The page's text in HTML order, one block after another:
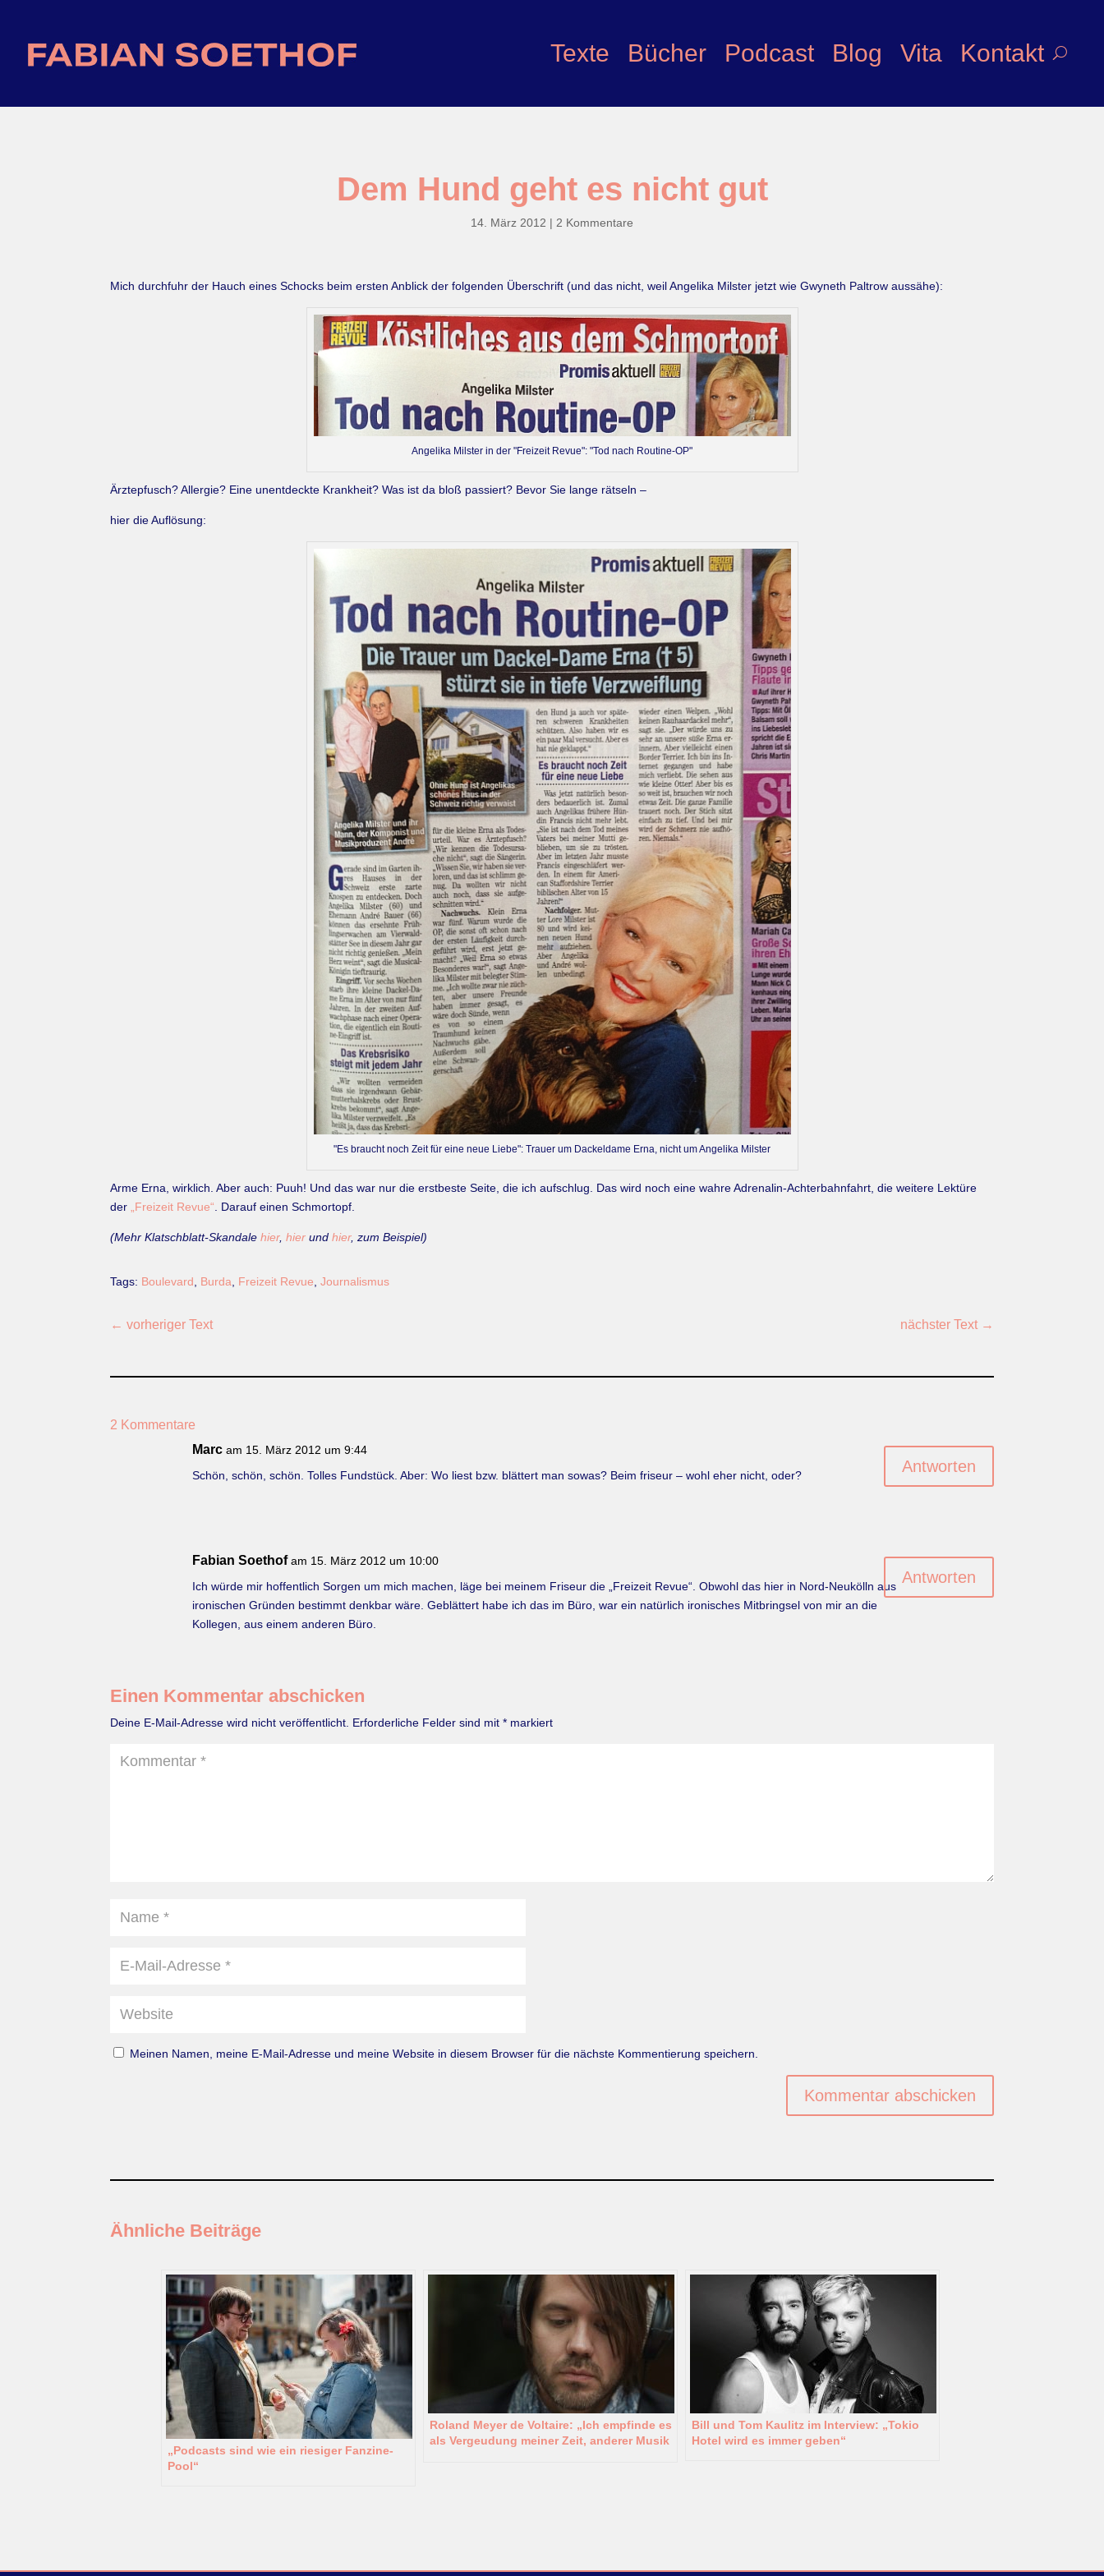
Texte Bücher Podcast Blog Vita Kontakt
Dem Hund geht es nicht gut
14. März 2012 | 2 Kommentare
Mich durchfuhr der Hauch eines Schocks beim ersten Anblick der folgenden Überschrift (und das nicht, weil Angelika Milster jetzt wie Gwyneth Paltrow aussähe):
Angelika Milster in der "Freizeit Revue": "Tod nach Routine-OP"
Ärztepfusch? Allergie? Eine unentdeckte Krankheit? Was ist da bloß passiert? Bevor Sie lange rätseln –
hier die Auflösung:
"Es braucht noch Zeit für eine neue Liebe": Trauer um Dackeldame Erna, nicht um Angelika Milster
Arme Erna, wirklich. Aber auch: Puuh! Und das war nur die erstbeste Seite, die ich aufschlug. Das wird noch eine wahre Adrenalin-Achterbahnfahrt, die weitere Lektüre
der„Freizeit Revue“. Darauf einen Schmortopf.
(Mehr Klatschblatt-Skandalehier,hier undhier, zum Beispiel)
Tags: Boulevard Burda Freizeit Revue ,Journalismus
←vorheriger Text nächster Text→
2 Kommentare
Marc am 15. März 2012 um 9:44
Schön, schön, schön. Tolles Fundstück. Aber: Wo liest bzw. blättert man sowas? Beim friseur – wohl eher nicht, oder?
Antworten
Fabian Soethof am 15. März 2012 um 10:00
Ich würde mir hoffentlich Sorgen um mich machen, läge bei meinem Friseur die „Freizeit Revue“. Obwohl das hier in Nord-Neukölln aus
ironischen Gründen bestimmt denkbar wäre. Geblättert habe ich das im Büro, war ein natürlich ironisches Mitbringsel von mir an die
Kollegen, aus einem anderen Büro.
Antworten
Einen Kommentar abschicken
Deine E-Mail-Adresse wird nicht veröffentlicht. Erforderliche Felder sind mit* markiert
Meinen Namen, meine E-Mail-Adresse und meine Website in diesem Browser für die nächste Kommentierung speichern.
Kommentar abschicken
Ähnliche Beiträge
„Podcasts sind wie ein riesiger Fanzine-
Pool“
Roland Meyer de Voltaire: „Ich empfinde es
als Vergeudung meiner Zeit, anderer Musik
Bill und Tom Kaulitz im Interview: „Tokio
Hotel wird es immer geben“